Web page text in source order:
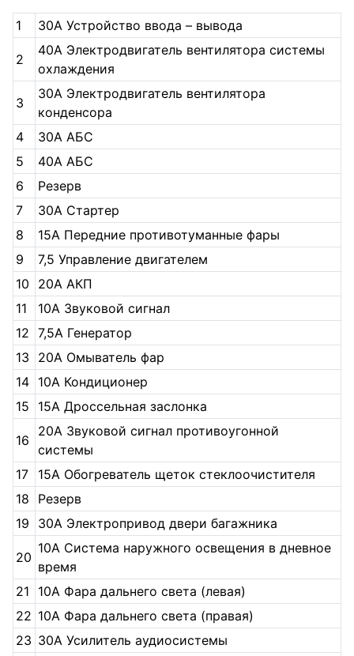
1 30А Устройство ввода – вывода
2
40А Электродвигатель вентилятора системы
охлаждения
3
30А Электродвигатель вентилятора
конденсора
4
30А АБС
5
40А АБС
6
Резерв
7
30А Стартер
8
15А Передние противотуманные фары
9
7,5 Управление двигателем
10
20А АКП
11
10А Звуковой сигнал
12
7,5А Генератор
13
20А Омыватель фар
14 10А Кондиционер
15
15А Дроссельная заслонка
16
20А Звуковой сигнал противоугонной
системы
17
15А Обогреватель щеток стеклоочистителя
18
Резерв
19
30А Электропривод двери багажника
20
10А Система наружного освещения в дневное
время
21
10А Фара дальнего света (левая)
22 10А Фара дальнего света (правая)
23 30А Усилитель аудиосистемы